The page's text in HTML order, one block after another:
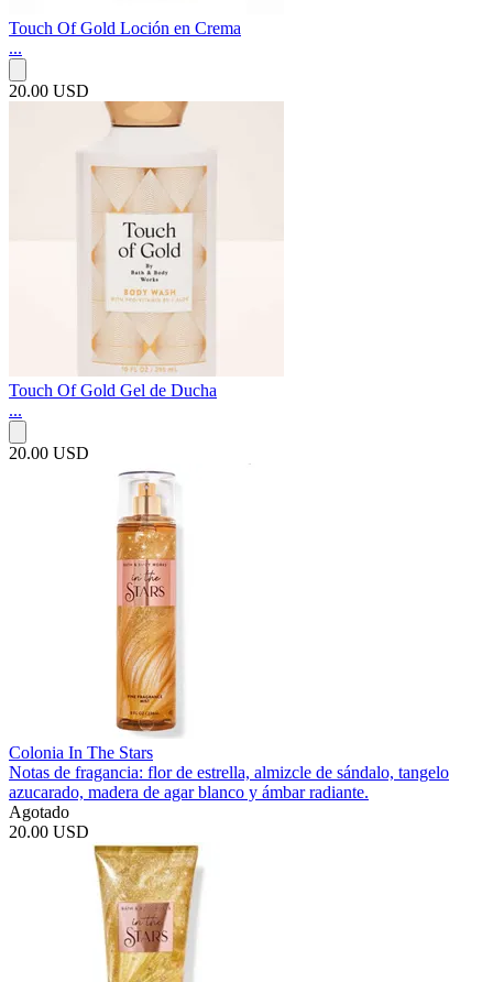
Touch Of Gold Loción en Crema
...
20.00 USD
Touch Of Gold Gel de Ducha
...
20.00 USD
Colonia In The Stars
Notas de fragancia: flor de estrella, almizcle de sándalo, tangelo
azucarado, madera de agar blanco y ámbar radiante.
Agotado
20.00 USD